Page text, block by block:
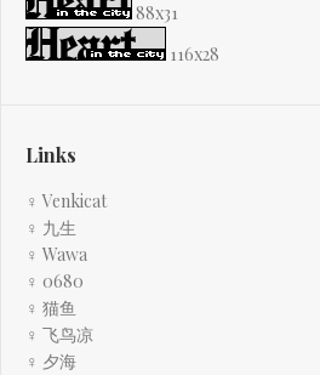
88x31
116x28
Links
♀ Venkicat
♀ 九生
♀ Wawa
♀ 0680
♀ 猫鱼
♀ 飞鸟凉
♀ 夕海